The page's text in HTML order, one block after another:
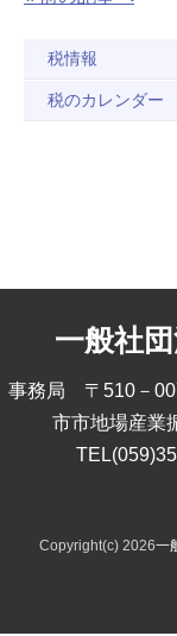
税情報
税のカレンダー
一般社
事務局 〒510－
市市地場産業
Copyright(c) 2026一